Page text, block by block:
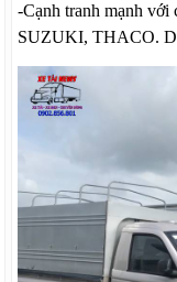
-Cạnh tranh mạnh với
SUZUKI, THACO.